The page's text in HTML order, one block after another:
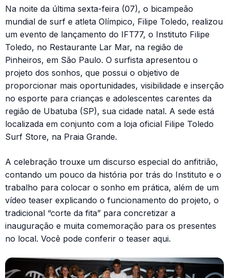
Na noite da última sexta-feira (07), o bicampeão
mundial de surf e atleta Olímpico, Filipe Toledo, realizou
um evento de lançamento do IFT77, o Instituto Filipe
Toledo, no Restaurante Lar Mar, na região de
Pinheiros, em São Paulo. O surfista apresentou o
projeto dos sonhos, que possui o objetivo de
proporcionar mais oportunidades, visibilidade e inserção
no esporte para crianças e adolescentes carentes da
região de Ubatuba (SP), sua cidade natal. A sede está
localizada em conjunto com a loja oficial Filipe Toledo
Surf Store, na Praia Grande.
A celebração trouxe um discurso especial do anfitrião,
contando um pouco da história por trás do Instituto e o
trabalho para colocar o sonho em prática, além de um
vídeo teaser explicando o funcionamento do projeto, o
tradicional “corte da fita” para concretizar a
inauguração e muita comemoração para os presentes
no local. Você pode conferir o teaser aqui.